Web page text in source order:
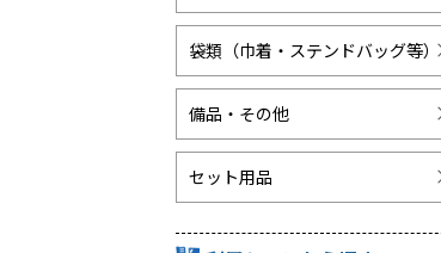
袋類（巾着・ステンドバッグ等）
備品・その他
セット用品